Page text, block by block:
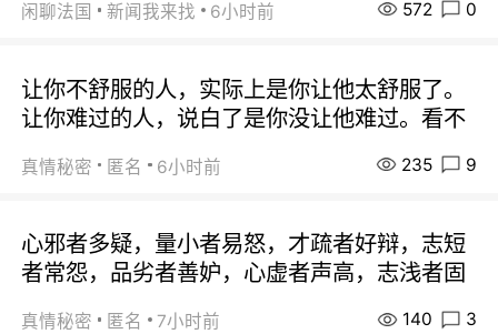
闲聊法国 新闻我来找 6小时前 572 0
让你不舒服的人，实际上是你让他太舒服了。
让你难过的人，说白了是你没让他难过。看不
真情秘密 匿名 6小时前 235 9
心邪者多疑，量小者易怒，才疏者好辩，志短
者常怨，品劣者善妒，心虚者声高，志浅者固
真情秘密 匿名 7小时前 140 3